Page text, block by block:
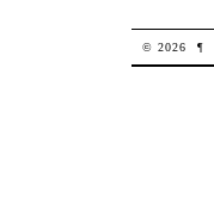
© 2026 ¶